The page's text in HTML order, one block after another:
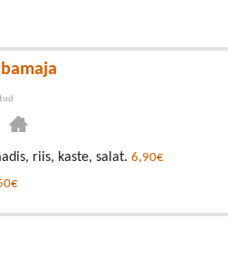
riis, kaste, salat. 6,90€